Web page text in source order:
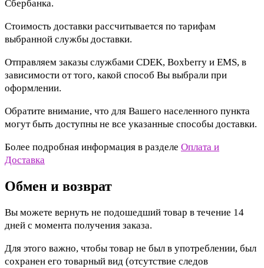
Сбербанка.
Стоимость доставки рассчитывается по тарифам
выбранной службы доставки.
Отправляем заказы службами CDEK, Boxberry и EMS, в
зависимости от того, какой способ Вы выбрали при
оформлении.
Обратите внимание, что для Вашего населенного пункта
могут быть доступны не все указанные способы доставки.
Более подробная информация в разделе Оплата и
Доставка
Обмен и возврат
Вы можете вернуть не подошедший товар в течение 14
дней с момента получения заказа.
Для этого важно, чтобы товар не был в употреблении, был
сохранен его товарный вид (отсутствие следов